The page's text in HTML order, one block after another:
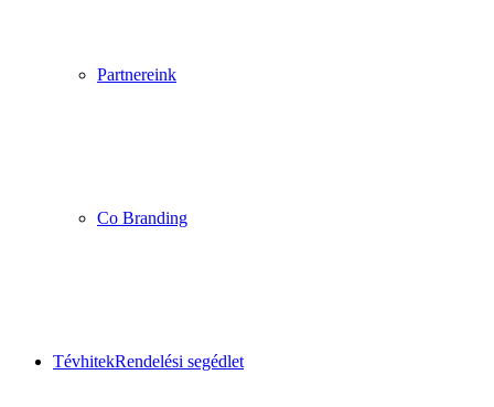
Partnereink
Co Branding
TévhitekRendelési segédlet